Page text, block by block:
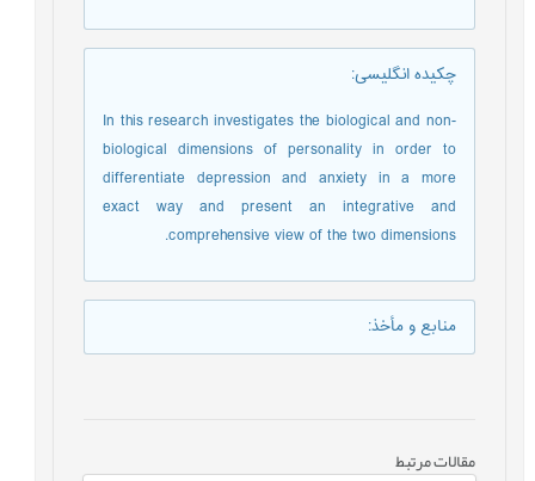
چکیده انگلیسی:
In this research investigates the biological and non-
biological dimensions of personality in order to
differentiate depression and anxiety in a more
exact way and present an integrative and
comprehensive view of the two dimensions.
منابع و مأخذ:
مقالات مرتبط